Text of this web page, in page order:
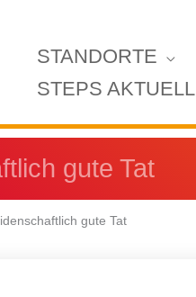
STANDORTE
STEPS AKTUELL
gute Tat
gute Tat